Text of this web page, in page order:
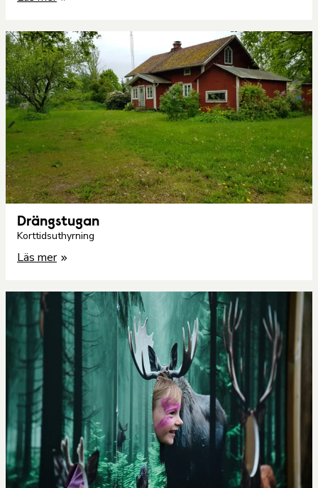
Drängstugan
Korttidsuthyrning
Läs mer